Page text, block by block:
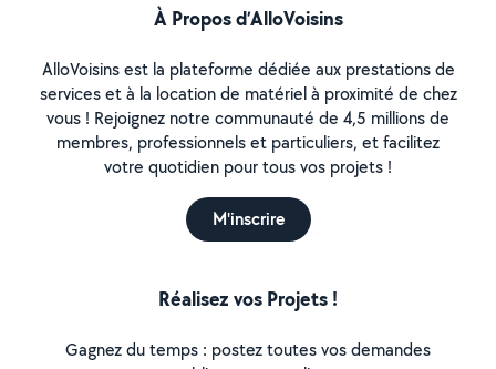
À Propos d’AlloVoisins
AlloVoisins est la plateforme dédiée aux prestations de
services et à la location de matériel à proximité de chez
vous ! Rejoignez notre communauté de 4,5 millions de
membres, professionnels et particuliers, et facilitez
votre quotidien pour tous vos projets !
M'inscrire
Réalisez vos Projets !
Gagnez du temps : postez toutes vos demandes